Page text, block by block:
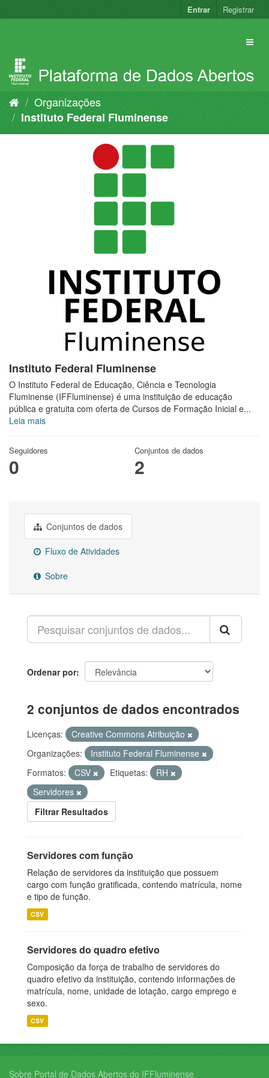
para
Entrar Registrar
Organizações
Instituto Federal Fluminense
Instituto Federal Fluminense
O Instituto Federal de Educação, Ciência e Tecnologia
Fluminense (IFFluminense) é uma instituição de educação
pública e gratuita com oferta de Cursos de Formação Inicial e...
Leia mais
Seguidores
0
Conjuntos de dados
2
Conjuntos de dados
Fluxo de Atividades
Sobre
Ordenar por
2 conjuntos de dados encontrados
Licenças:
Creative Commons Atribuição
Organizações:
Instituto Federal Fluminense
Formatos:
CSV Etiquetas:
RH
Servidores
Filtrar Resultados
Servidores com função
Relação de servidores da instituição que possuem
cargo com função gratificada, contendo matrícula, nome
e tipo de função.
CSV
Servidores do quadro efetivo
Composição da força de trabalho de servidores do
quadro efetivo da instituição, contendo informações de
matrícula, nome, unidade de lotação, cargo emprego e
sexo.
CSV
Sobre Portal de Dados Abertos do IFFluminense